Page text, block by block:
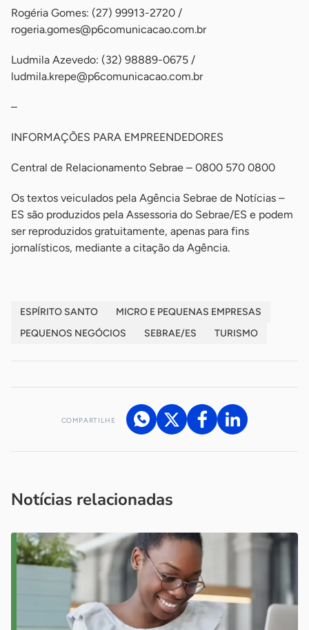
Rogéria Gomes: (27) 99913-2720 /
rogeria.gomes@p6comunicacao.com.br
Ludmila Azevedo: (32) 98889-0675 /
ludmila.krepe@p6comunicacao.com.br
–
INFORMAÇÕES PARA EMPREENDEDORES
Central de Relacionamento Sebrae – 0800 570 0800
Os textos veiculados pela Agência Sebrae de Notícias –
ES são produzidos pela Assessoria do Sebrae/ES e podem
ser reproduzidos gratuitamente, apenas para fins
jornalísticos, mediante a citação da Agência.
ESPÍRITO SANTO
MICRO E PEQUENAS EMPRESAS
PEQUENOS NEGÓCIOS
SEBRAE/ES TURISMO
COMPARTILHE
Notícias relacionadas